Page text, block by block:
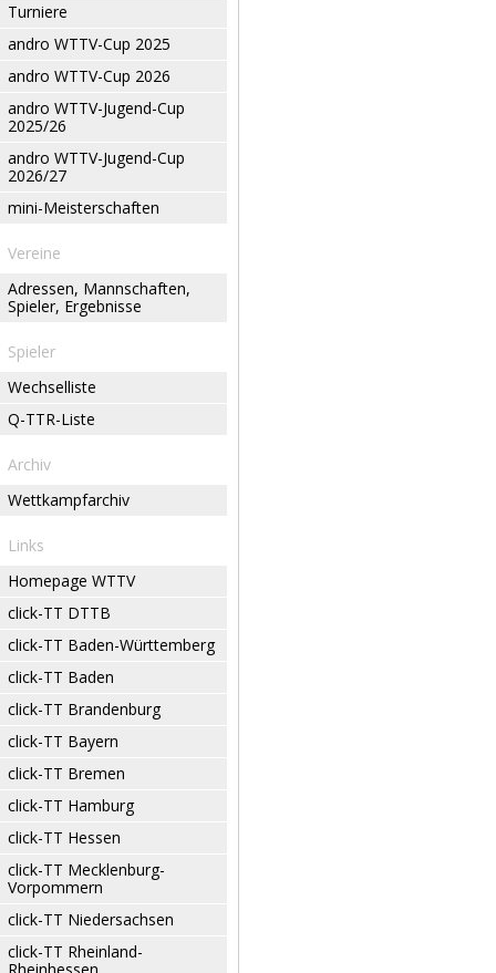
Turniere
andro WTTV-Cup 2025
andro WTTV-Cup 2026
andro WTTV-Jugend-Cup
2025/26
andro WTTV-Jugend-Cup
2026/27
mini-Meisterschaften
Vereine
Adressen, Mannschaften,
Spieler, Ergebnisse
Spieler
Wechselliste
Q-TTR-Liste
Archiv
Wettkampfarchiv
Links
Homepage WTTV
click-TT DTTB
click-TT Baden-Württemberg
click-TT Baden
click-TT Brandenburg
click-TT Bayern
click-TT Bremen
click-TT Hamburg
click-TT Hessen
click-TT Mecklenburg-
Vorpommern
click-TT Niedersachsen
click-TT Rheinland-